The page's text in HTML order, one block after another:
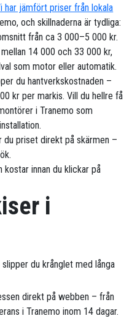
har jämfört priser från lokala
och skillnaderna är tydliga:
från ca 3 000–5 000 kr.
14 000 och 33 000 kr,
som motor eller automatik.
du hantverkskostnaden –
kr per markis. Vill du hellre få
i Tranemo som
du priset direkt på skärmen –
kostar innan du klickar på
i
du krånglet med långa
direkt på webben – från
i Tranemo inom 14 dagar.